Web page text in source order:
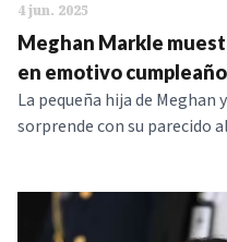
4 jun. 2025
Meghan Markle
en emotivo
La pequeña hija de
sorprende con su parecido